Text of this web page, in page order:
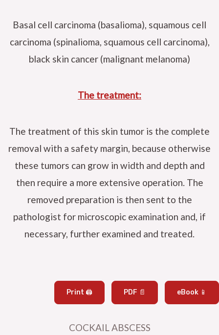
COCKAIL ABSCESS
Basal cell carcinoma (basalioma), squamous cell
carcinoma (spinalioma, squamous cell carcinoma),
black skin cancer (malignant melanoma)
The treatment:
The treatment of this skin tumor is the complete
removal with a safety margin, because otherwise
these tumors can grow in width and depth and
then require a more extensive operation. The
removed preparation is then sent to the
pathologist for microscopic examination and, if
necessary, further examined and treated.
Print 🖨 PDF 📄 eBook 📱